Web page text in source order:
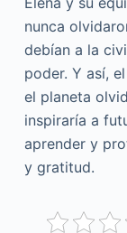
nunca
debían a la
poder. Y así,
el planeta
inspiraría a
aprender y
y gratitud.